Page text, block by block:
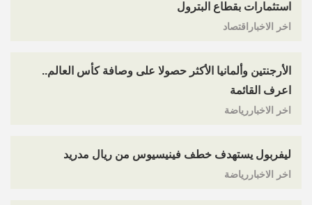
استثمارات بقطاع البترول
اخر الاخباراقتصاد
الأرجنتين وألمانيا الأكثر حصولا على وصافة كأس العالم..
اعرف القائمة
اخر الاخباررياضة
ليفربول يستهدف خطف فينيسيوس من ريال مدريد
اخر الاخباررياضة